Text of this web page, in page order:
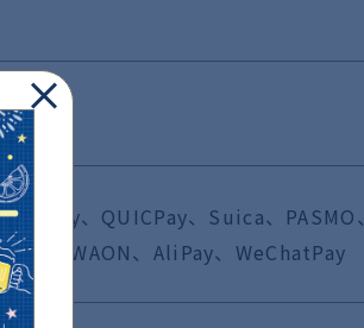
Edy、QUICPay、Suica、PASMO、
、WAON、AliPay、WeChatPay